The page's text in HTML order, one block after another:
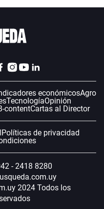
económicosAgro
TecnologíaOpinión
contentCartas al Director
Políticas de privacidad
- 2418 8280
2024 Todos los